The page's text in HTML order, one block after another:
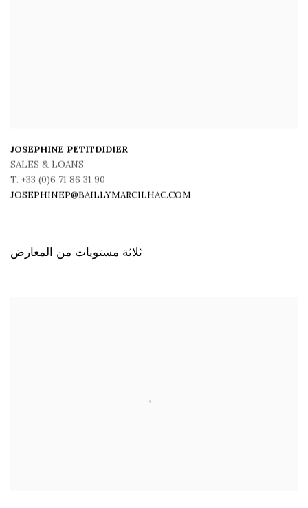
JOSEPHINE PETITDIDIER
SALES & LOANS
T. +33 (0)6 71 86 31 90
JOSEPHINEP@BAILLYMARCILHAC.COM
ثلاثة مستويات من المعارض